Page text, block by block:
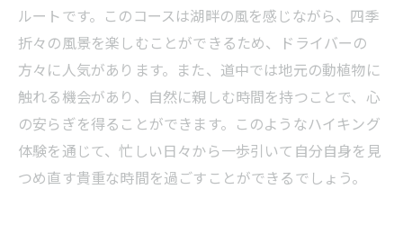
ルートです。このコースは湖畔の風を感じながら、四季
折々の風景を楽しむことができるため、ドライバーの
方々に人気があります。また、道中では地元の動植物に
触れる機会があり、自然に親しむ時間を持つことで、心
の安らぎを得ることができます。このようなハイキング
体験を通じて、忙しい日々から一歩引いて自分自身を見
つめ直す貴重な時間を過ごすことができるでしょう。